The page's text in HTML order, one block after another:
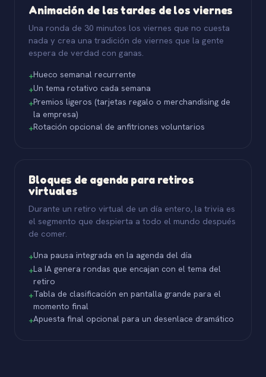
Animación de las tardes de los viernes
Una ronda de 30 minutos los viernes que no cuesta
nada y crea una tradición de viernes que la gente
espera de verdad con ganas.
+Hueco semanal recurrente
+Un tema rotativo cada semana
+Premios ligeros (tarjetas regalo o merchandising de
la empresa)
+Rotación opcional de anfitriones voluntarios
Bloques de agenda para retiros
virtuales
Durante un retiro virtual de un día entero, la trivia es
el segmento que despierta a todo el mundo después
de comer.
+Una pausa integrada en la agenda del día
+La IA genera rondas que encajan con el tema del
retiro
+Tabla de clasificación en pantalla grande para el
momento final
+Apuesta final opcional para un desenlace dramático